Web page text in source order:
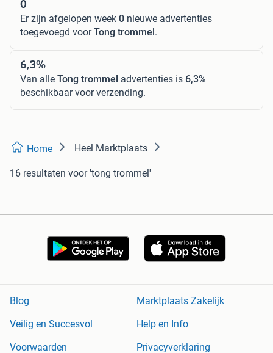
Er zijn afgelopen week 0 nieuwe advertenties
toegevoegd voorTong trommel.
6,3%
Van alle Tong trommel advertenties is 6,3%
beschikbaar voor verzending.
Home Heel Marktplaats
16 resultaten voor 'tong trommel'
Blog
Marktplaats Zakelijk
Veilig en Succesvol
Help en Info
Voorwaarden
Privacyverklaring